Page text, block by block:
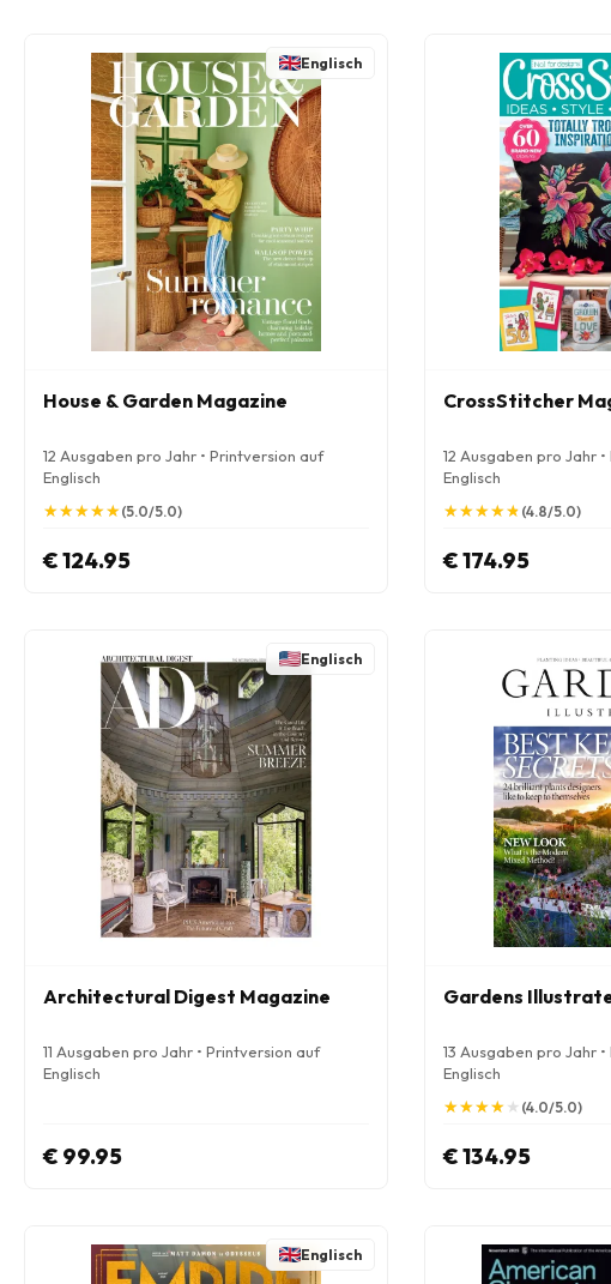
Englisch
House & Garden Magazine
12 Ausgaben pro Jahr • Printversion auf
Englisch
★
★★
★★
★★
★★
★(5.0/5.0)
€ 124.95
CrossStitcher
12 Ausgaben pro Jahr
Englisch
★
★★
★★
★★
★★
★ (4.8/5.0)
€ 174.95
Englisch
Architectural Digest Magazine
11 Ausgaben pro Jahr • Printversion auf
Englisch
€ 99.95
Gardens
13 Ausgaben pro Jahr
Englisch
★
★★
★★
★★
★★
★ (4.0/5.0)
€ 134.95
Englisch